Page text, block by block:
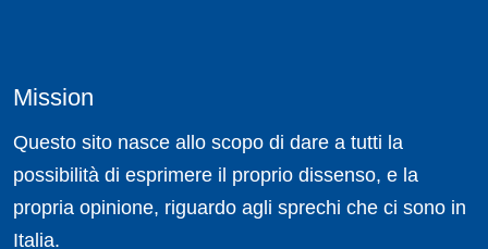
Mission
Questo sito nasce allo scopo di dare a tutti la
possibilità di esprimere il proprio dissenso, e la
propria opinione, riguardo agli sprechi che ci sono in
Italia.